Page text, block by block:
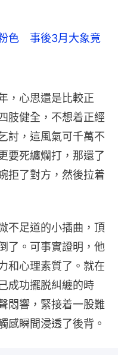
色 事後3月大象竟
，心思還是比較正
肢健全，不想着正經
討，這風氣可千萬不
要死纏爛打，那還了
拒了對方，然後拉着
不足道的小插曲，頂
了。可事實證明，他
和心理素質了。就在
成功擺脱糾纏的時
悶響，緊接着一股難
感瞬間浸透了後背。